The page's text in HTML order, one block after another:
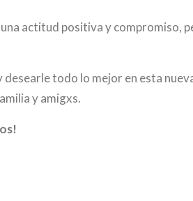
actitud positiva y compromiso,
todo lo mejor en esta
y amigxs.